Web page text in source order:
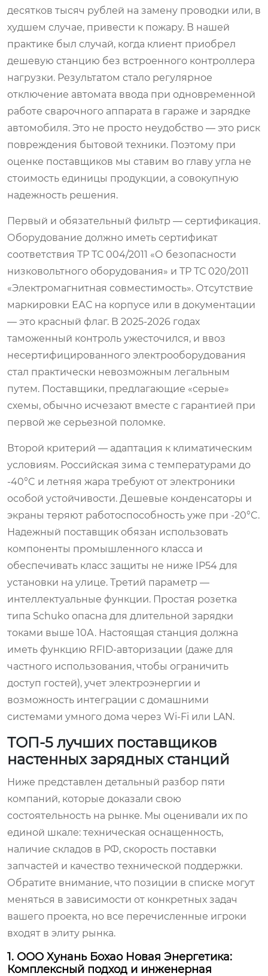
десятков тысяч рублей на замену проводки или, в
худшем случае, привести к пожару. В нашей
практике был случай, когда клиент приобрел
дешевую станцию без встроенного контроллера
нагрузки. Результатом стало регулярное
отключение автомата ввода при одновременной
работе сварочного аппарата в гараже и зарядке
автомобиля. Это не просто неудобство — это риск
повреждения бытовой техники. Поэтому при
оценке поставщиков мы ставим во главу угла не
стоимость единицы продукции, а совокупную
надежность решения.
Первый и обязательный фильтр — сертификация.
Оборудование должно иметь сертификат
соответствия ТР ТС 004/2011 «О безопасности
низковольтного оборудования» и ТР ТС 020/2011
«Электромагнитная совместимость». Отсутствие
маркировки ЕАС на корпусе или в документации
— это красный флаг. В 2025-2026 годах
таможенный контроль ужесточился, и ввоз
несертифицированного электрооборудования
стал практически невозможным легальным
путем. Поставщики, предлагающие «серые»
схемы, обычно исчезают вместе с гарантией при
первой же серьезной поломке.
Второй критерий — адаптация к климатическим
условиям. Российская зима с температурами до
-40°C и летняя жара требуют от электроники
особой устойчивости. Дешевые конденсаторы и
экраны теряют работоспособность уже при -20°C.
Надежный поставщик обязан использовать
компоненты промышленного класса и
обеспечивать класс защиты не ниже IP54 для
установки на улице. Третий параметр —
интеллектуальные функции. Простая розетка
типа Schuko опасна для длительной зарядки
токами выше 10А. Настоящая станция должна
иметь функцию RFID-авторизации (даже для
частного использования, чтобы ограничить
доступ гостей), учет электроэнергии и
возможность интеграции с домашними
системами умного дома через Wi-Fi или LAN.
ТОП-5 лучших поставщиков
настенных зарядных станций
Ниже представлен детальный разбор пяти
компаний, которые доказали свою
состоятельность на рынке. Мы оценивали их по
единой шкале: техническая оснащенность,
наличие складов в РФ, скорость поставки
запчастей и качество технической поддержки.
Обратите внимание, что позиции в списке могут
меняться в зависимости от конкретных задач
вашего проекта, но все перечисленные игроки
входят в элиту рынка.
1. ООО Хунань Бохао Новая Энергетика:
Комплексный подход и инженерная